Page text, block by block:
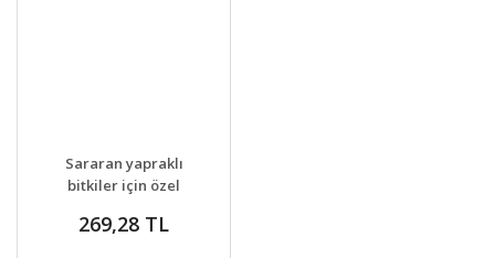
DETAYLAR SEPETE EKLE
Sararan yapraklı
bitkiler için özel
269,28 TL